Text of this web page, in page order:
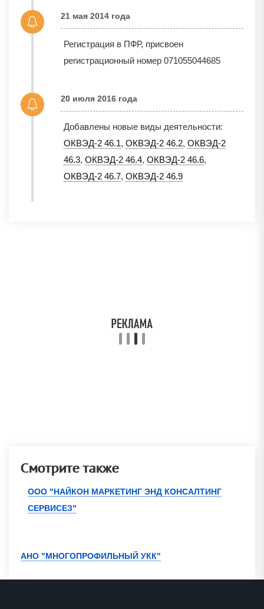
21 мая 2014 года
Регистрация в ПФР, присвоен
регистрационный номер 071055044685
20 июля 2016 года
Добавлены новые виды деятельности:
ОКВЭД-2 46.1, ОКВЭД-2 46.2, ОКВЭД-2
46.3, ОКВЭД-2 46.4, ОКВЭД-2 46.6,
ОКВЭД-2 46.7, ОКВЭД-2 46.9
Смотрите также
ООО "НАЙКОН МАРКЕТИНГ ЭНД КОНСАЛТИНГ
СЕРВИСЕЗ"
АНО "МНОГОПРОФИЛЬНЫЙ УКК"